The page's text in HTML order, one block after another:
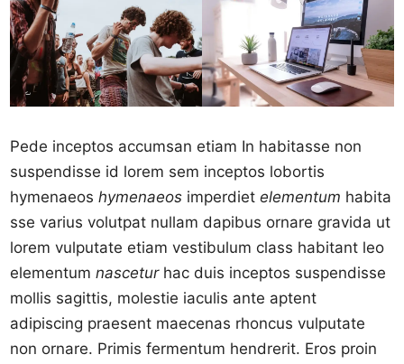
Pede inceptos accumsan etiam In habitasse non
suspendisse id lorem sem inceptos lobortis
hymenaeoshymenaeos imperdietelementum habita
sse varius volutpat nullam dapibus ornare gravida ut
lorem vulputate etiam vestibulum class habitant leo
elementumnasceturhac duis inceptos suspendisse
mollis sagittis, molestie iaculis ante aptent
adipiscing praesent maecenas rhoncus vulputate
non ornare. Primis fermentum hendrerit. Eros proin